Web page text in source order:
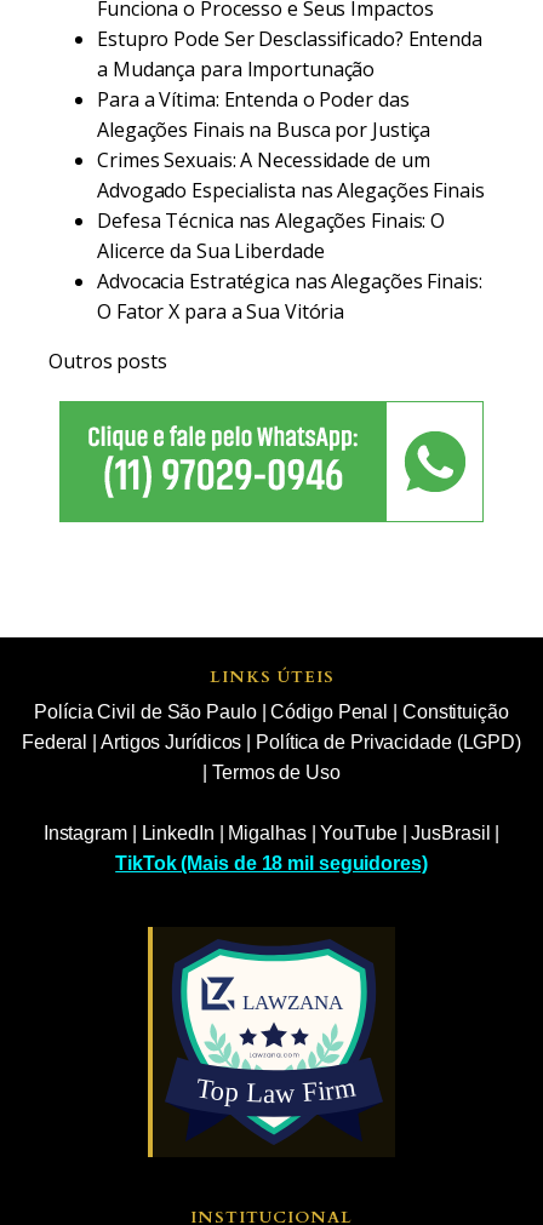
Funciona o Processo e Seus Impactos
Estupro Pode Ser Desclassificado? Entenda
a Mudança para Importunação
Para a Vítima: Entenda o Poder das
Alegações Finais na Busca por Justiça
Crimes Sexuais: A Necessidade de um
Advogado Especialista nas Alegações Finais
Defesa Técnica nas Alegações Finais: O
Alicerce da Sua Liberdade
Advocacia Estratégica nas Alegações Finais:
O Fator X para a Sua Vitória
Outros posts
LINKS ÚTEIS
Polícia Civil de São Paulo|Código Penal
Constituição
Federal
Artigos Jurídicos
Política de Privacidade (LGPD)
|Termos de Uso
Instagram| LinkedIn Migalhas|YouTube|JusBrasil
TikTok (Mais de 18 mil seguidores)
INSTITUCIONAL